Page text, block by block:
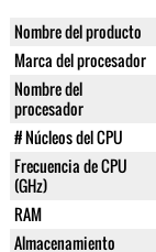
Nombre del producto
Marca del procesador
Nombre del
procesador
# Núcleos del CPU
Frecuencia de CPU
(GHz)
RAM
Almacenamiento